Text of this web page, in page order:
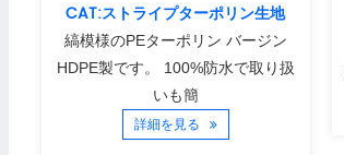
CAT:ストライプターポリン生地
縞模様のPEターポリン バージン
HDPE製です。 100%防水で取り扱
いも簡
詳細を見る